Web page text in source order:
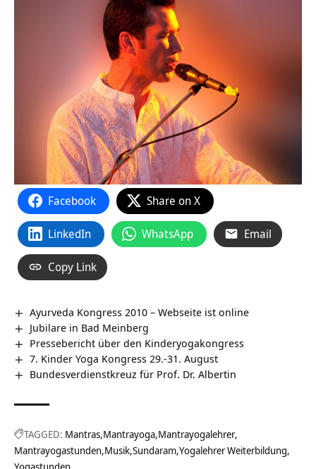
Facebook Share on X
LinkedIn WhatsApp Email
Copy Link
Ayurveda Kongress 2010 – Webseite ist online
Jubilare in Bad Meinberg
Pressebericht über den Kinderyogakongress
7. Kinder Yoga Kongress 29.-31. August
Bundesverdienstkreuz für Prof. Dr. Albertin
TAGGED: Mantras Mantrayoga Mantrayogalehrer
Mantrayogastunden Musik Sundaram Yogalehrer Weiterbildung